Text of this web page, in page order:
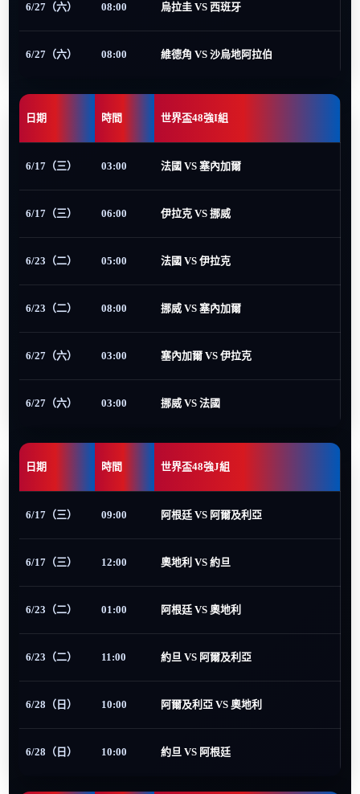
6/27（六） 08:00 烏拉圭 VS 西班牙
6/27（六） 08:00 維德角 VS 沙烏地阿拉伯
日期 時間 世界盃48強I組
6/17（三） 03:00 法國 VS 塞內加爾
6/17（三） 06:00 伊拉克 VS 挪威
6/23（二） 05:00 法國 VS 伊拉克
6/23（二） 08:00 挪威 VS 塞內加爾
6/27（六） 03:00 塞內加爾 VS 伊拉克
6/27（六） 03:00 挪威 VS 法國
日期 時間 世界盃48強J組
6/17（三） 09:00 阿根廷 VS 阿爾及利亞
6/17（三） 12:00 奧地利 VS 約旦
6/23（二） 01:00 阿根廷 VS 奧地利
6/23（二） 11:00 約旦 VS 阿爾及利亞
6/28（日） 10:00 阿爾及利亞 VS 奧地利
6/28（日） 10:00 約旦 VS 阿根廷